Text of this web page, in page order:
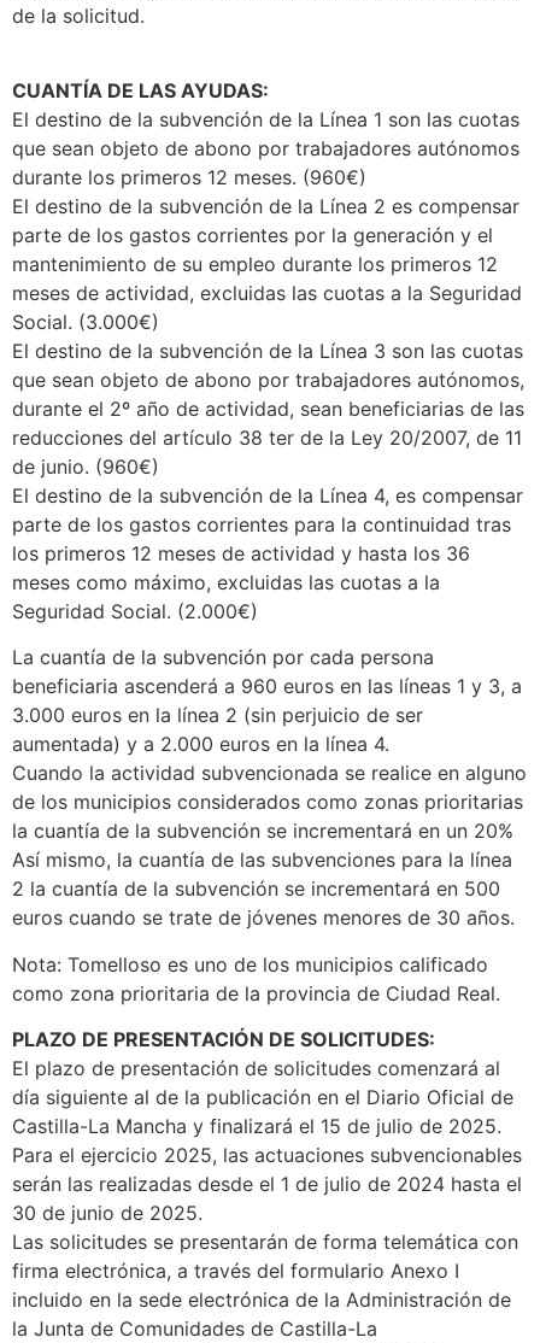
de la solicitud.
CUANTÍA DE LAS AYUDAS:
El destino de la subvención de la Línea 1 son las cuotas
que sean objeto de abono por trabajadores autónomos
durante los primeros 12 meses. (960€)
El destino de la subvención de la Línea 2 es compensar
parte de los gastos corrientes por la generación y el
mantenimiento de su empleo durante los primeros 12
meses de actividad, excluidas las cuotas a la Seguridad
Social. (3.000€)
El destino de la subvención de la Línea 3 son las cuotas
que sean objeto de abono por trabajadores autónomos,
durante el 2º año de actividad, sean beneficiarias de las
reducciones del artículo 38 ter de la Ley 20/2007, de 11
de junio. (960€)
El destino de la subvención de la Línea 4, es compensar
parte de los gastos corrientes para la continuidad tras
los primeros 12 meses de actividad y hasta los 36
meses como máximo, excluidas las cuotas a la
Seguridad Social. (2.000€)
La cuantía de la subvención por cada persona
beneficiaria ascenderá a 960 euros en las líneas 1 y 3, a
3.000 euros en la línea 2 (sin perjuicio de ser
aumentada) y a 2.000 euros en la línea 4.
Cuando la actividad subvencionada se realice en alguno
de los municipios considerados como zonas prioritarias
la cuantía de la subvención se incrementará en un 20%
Así mismo, la cuantía de las subvenciones para la línea
2 la cuantía de la subvención se incrementará en 500
euros cuando se trate de jóvenes menores de 30 años.
Nota: Tomelloso es uno de los municipios calificado
como zona prioritaria de la provincia de Ciudad Real.
PLAZO DE PRESENTACIÓN DE SOLICITUDES:
El plazo de presentación de solicitudes comenzará al
día siguiente al de la publicación en el Diario Oficial de
Castilla-La Mancha y finalizará el 15 de julio de 2025.
Para el ejercicio 2025, las actuaciones subvencionables
serán las realizadas desde el 1 de julio de 2024 hasta el
30 de junio de 2025.
Las solicitudes se presentarán de forma telemática con
firma electrónica, a través del formulario Anexo I
incluido en la sede electrónica de la Administración de
la Junta de Comunidades de Castilla-La